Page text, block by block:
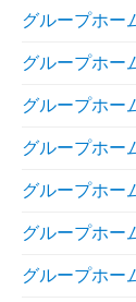
グループホー
グループホー
グループホー
グループホー
グループホー
グループホー
グループホー